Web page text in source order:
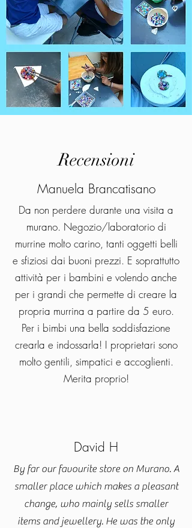
Recensioni
Manuela Brancatisano
Da non perdere durante una visita a
murano. Negozio/laboratorio di
murrine molto carino, tanti oggetti belli
e sfiziosi dai buoni prezzi. E soprattutto
attività per i bambini e volendo anche
per i grandi che permette di creare la
propria murrina a partire da 5 euro.
Per i bimbi una bella soddisfazione
crearla e indossarla! I proprietari sono
molto gentili, simpatici e accoglienti.
Merita proprio!
David H
By far our favourite store on Murano. A
smaller place which makes a pleasant
change, who mainly sells smaller
items and jewellery. He was the only